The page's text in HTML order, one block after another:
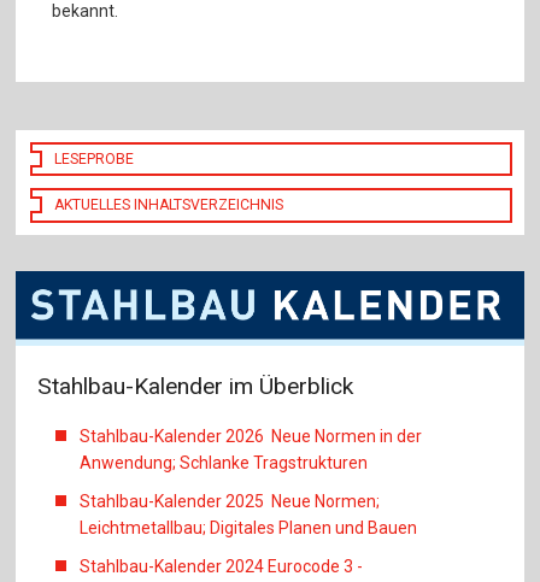
bekannt.
LESEPROBE
AKTUELLES INHALTSVERZEICHNIS
Stahlbau-Kalender im Überblick
Stahlbau-Kalender 2026 Neue Normen in der
Anwendung; Schlanke Tragstrukturen
Stahlbau-Kalender 2025 Neue Normen;
Leichtmetallbau; Digitales Planen und Bauen
Stahlbau-Kalender 2024 Eurocode 3 -